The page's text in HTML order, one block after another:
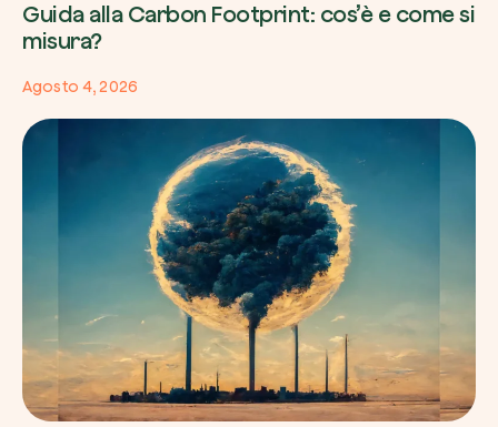
Guida alla Carbon Footprint: cos’è e come si
misura?
Agosto 4, 2026